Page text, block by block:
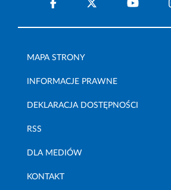
MAPA STRONY
INFORMACJE PRAWNE
DEKLARACJA DOSTĘPNOŚCI
RSS
DLA MEDIÓW
KONTAKT